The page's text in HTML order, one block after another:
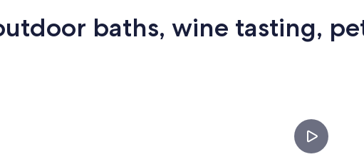
baths, wine tasting,